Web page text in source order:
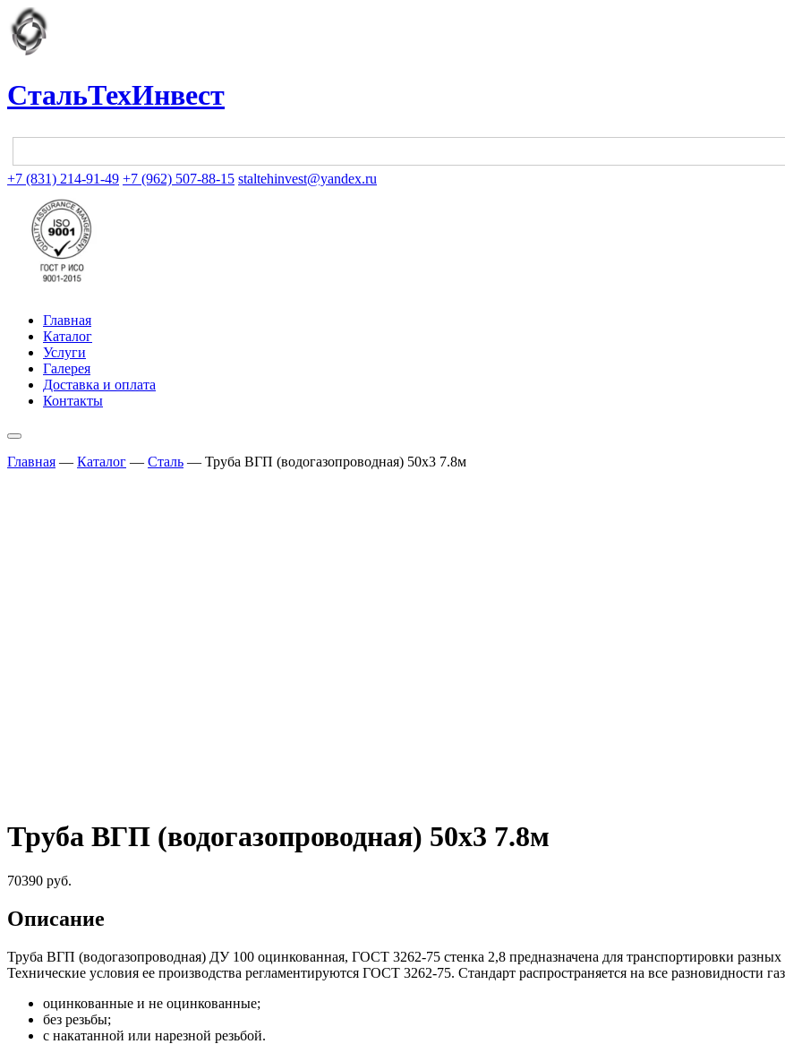
СтальТехИнвест
+7 (831) 214-91-49 +7 (962) 507-88-15 staltehinvest@yandex.ru
Главная
Каталог
Услуги
Галерея
Доставка и оплата
Контакты
Главная — Каталог — Сталь — Труба ВГП (водогазопроводная) 50х3 7.8м
Труба ВГП (водогазопроводная) 50х3 7.8м
70390 руб.
Описание
Труба ВГП (водогазопроводная) ДУ 100 оцинкованная, ГОСТ 3262-75 стенка 2,8 предназначена для транспортировки
Технические условия ее производства регламентируются ГОСТ 3262-75. Стандарт распространяется на все разновидности
оцинкованные и не оцинкованные;
без резьбы;
с накатанной или нарезной резьбой.